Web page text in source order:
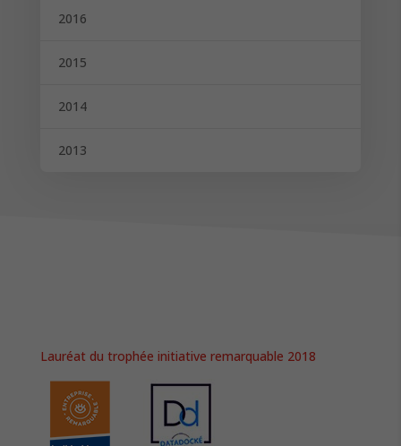
2016
2015
2014
2013
Lauréat du trophée initiative remarquable 2018